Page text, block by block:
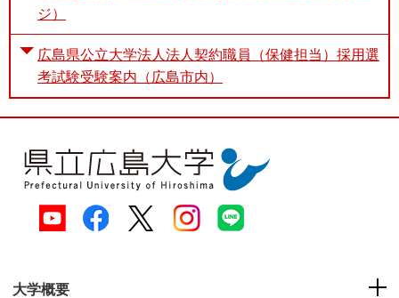
ジ）
広島県公立大学法人法人契約職員（保健担当）採用選
考試験受験案内（広島市内）
大学概要